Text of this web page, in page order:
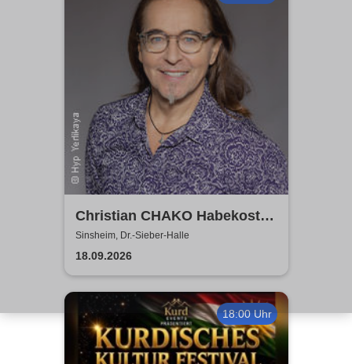
Christian CHAKO Habekost -
Es kummt wie's kummt
Sinsheim, Dr.-Sieber-Halle
18.09.2026
18:00 Uhr